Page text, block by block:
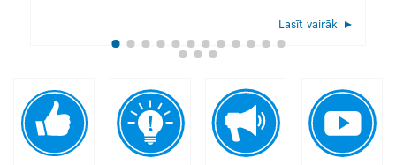
Lasīt vairāk